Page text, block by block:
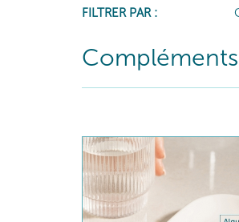
FILTRER PAR :